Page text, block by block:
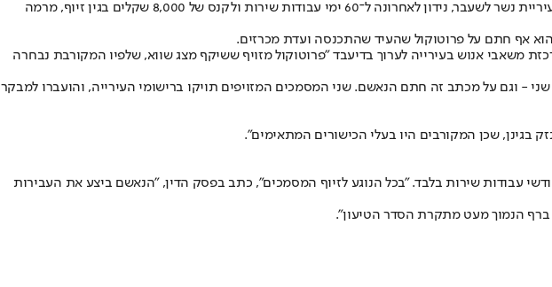
: יחיאל אדרי, סגן ומ"מ ראש עיריית נשר לשעבר, נידון לאחרונה ל־60 ימי עבודות שירות ולקנס של 8,000 שקלים בגין זיוף, מרמה
אף חתם על פרוטוקול שהעיד שהתכנסה ועדת מכרזים.
משאבי אנוש בעירייה לערוך בדיעבד "פרוטוקול מזויף ששיקף מצג שווא, שלפיו המקורבת נבחרה
- וגם על מכתב זה חתם הנאשם. שני המסמכים המזויפים תויקו ברישומי העירייה, והועברו למבקר
בגינן, שכן המקורבים היו בעלי הכישורים המתאימים".
עבודות שירות בלבד. "בכל הנוגע לזיוף המסמכים", כתב בפסק הדין, "הנאשם ביצע את העבירות
ברף הנמוך מעט מתקרת הסדר הטיעון".